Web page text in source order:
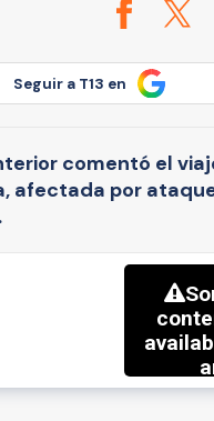
Seguir a T13 en
comentó el
afectada por